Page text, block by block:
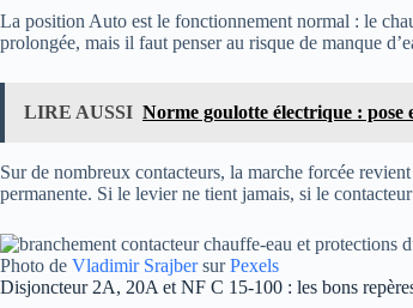
La position Auto est le fonctionnement normal : le
prolongée, mais il faut penser au risque de manque
LIRE AUSSI Norme goulotte électrique : pose
Sur de nombreux contacteurs, la marche forcée
permanente. Si le levier ne tient jamais, si le
Photo de Vladimir SrajbersurPexels
Disjoncteur 2A, 20A et NF C 15-100 : les bons